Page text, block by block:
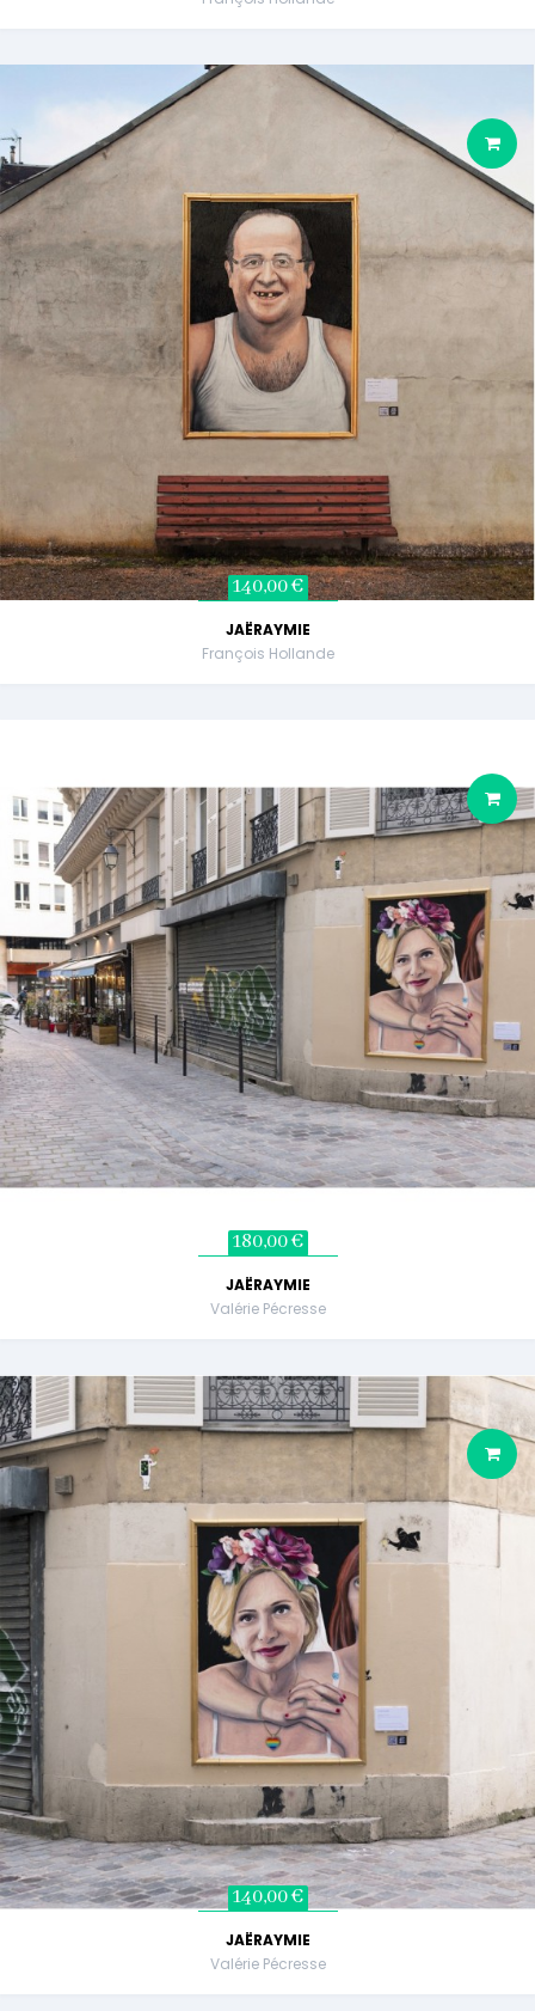
140,00 €
JAËRAYMIE
François Hollande
180,00 €
JAËRAYMIE
Valérie Pécresse
140,00 €
JAËRAYMIE
Valérie Pécresse